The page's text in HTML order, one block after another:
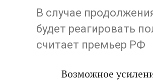
В случае
будет реагировать
считает премьер РФ
Возможное